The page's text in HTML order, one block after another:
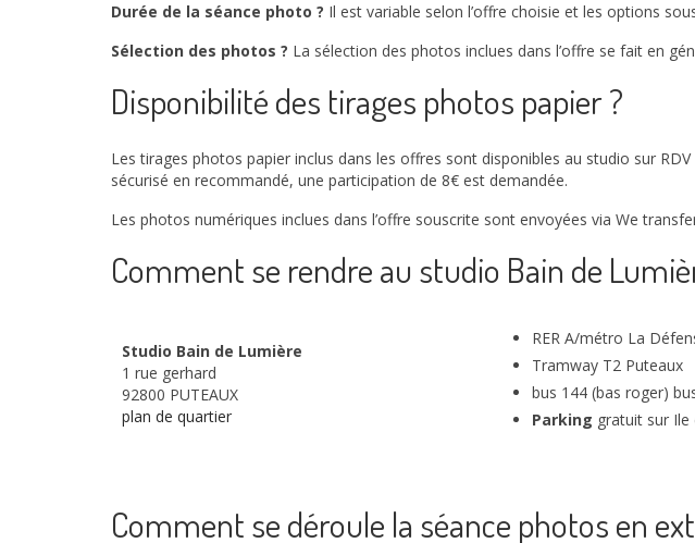
Durée de la séance photo ? Il est variable selon l’offre choisie et les options
Sélection des photos ? La sélection des photos inclues dans l’offre se fait en
Disponibilité des tirages photos papier ?
Les tirages photos papier inclus dans les offres sont disponibles au studio sur
sécurisé en recommandé, une participation de 8€ est demandée.
Les photos numériques inclues dans l’offre souscrite sont envoyées via We
Comment se rendre au studio Bain de
Studio Bain de Lumière
1 rue gerhard
92800 PUTEAUX
plan de quartier
RER A/métro La
Tramway T2 Puteaux
bus 144 (bas roger)
Parking gratuit sur Ile
Comment se déroule la séance photos en